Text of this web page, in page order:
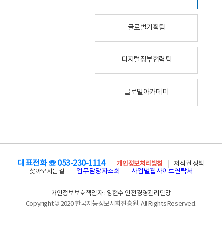
글로벌기획팀
디지털정부협력팀
글로벌아카데미
대표전화 ☏ 053-230-1114 개인정보처리방침
저작권 정책
찾아오시는 길
업무담당자조회 사업별웹사이트연락처
개인정보보호책임자 : 양현수 안전경영관리단장
Copyright © 2020 한국지능정보사회진흥원. All Rights Reserved.